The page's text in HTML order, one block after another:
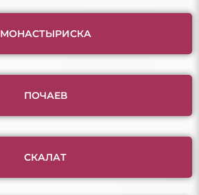
МОНАСТЫРИСКА
ПОЧАЕВ
СКАЛАТ